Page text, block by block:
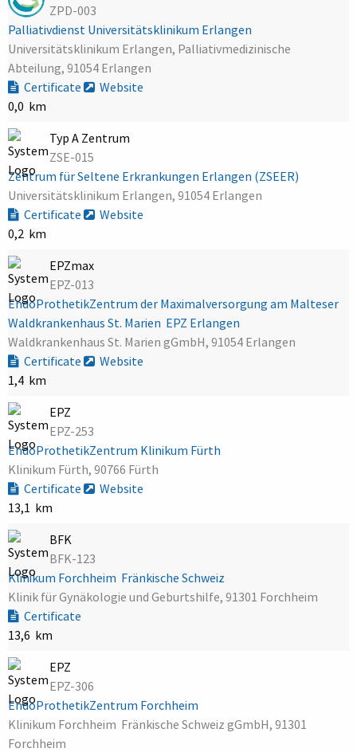
ZPD-003
Palliativdienst Universitätsklinikum Erlangen
Universitätsklinikum Erlangen, Palliativmedizinische
Abteilung, 91054 Erlangen
Certificate
Website
0,0 km
Typ A Zentrum
ZSE-015
Zentrum für Seltene Erkrankungen Erlangen (ZSEER)
Universitätsklinikum Erlangen, 91054 Erlangen
Certificate
Website
0,2 km
EPZmax
EPZ-013
EndoProthetikZentrum der Maximalversorgung am Malteser
Waldkrankenhaus St. Marien  EPZ Erlangen
Waldkrankenhaus St. Marien gGmbH, 91054 Erlangen
Certificate
Website
1,4 km
EPZ
EPZ-253
EndoProthetikZentrum Klinikum Fürth
Klinikum Fürth, 90766 Fürth
Certificate
Website
13,1 km
BFK
BFK-123
Klinikum Forchheim  Fränkische Schweiz
Klinik für Gynäkologie und Geburtshilfe, 91301 Forchheim
Certificate
13,6 km
EPZ
EPZ-306
EndoProthetikZentrum Forchheim
Klinikum Forchheim  Fränkische Schweiz gGmbH, 91301
Forchheim